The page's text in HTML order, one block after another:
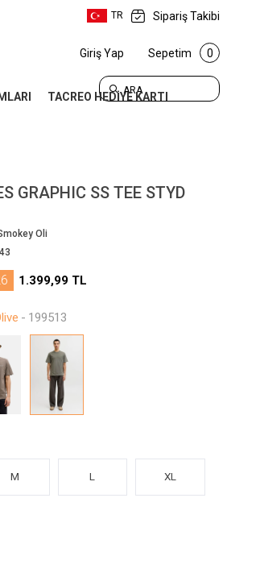
TR Sipariş Takibi
ARA
Giriş Yap Sepetim 0
TACREO HEDİYE KARTI
GRAPHIC SS TEE STYD
Oli
1.399,99 TL
M L XL
- 199513